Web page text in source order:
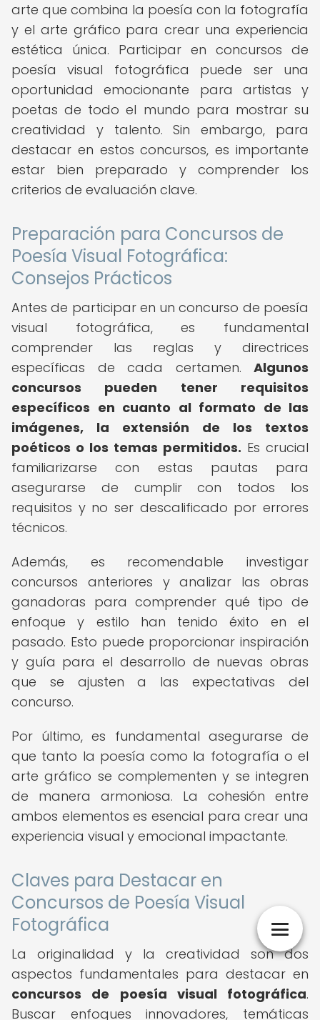
arte que combina la poesía con la fotografía
y el arte gráfico para crear una experiencia
estética única. Participar en concursos de
poesía visual fotográfica puede ser una
oportunidad emocionante para artistas y
poetas de todo el mundo para mostrar su
creatividad y talento. Sin embargo, para
destacar en estos concursos, es importante
estar bien preparado y comprender los
criterios de evaluación clave.
Preparación para Concursos de
Poesía Visual Fotográfica:
Consejos Prácticos
Antes de participar en un concurso de poesía
visual fotográfica, es fundamental
comprender las reglas y directrices
específicas de cada certamen. Algunos
concursos pueden tener requisitos
específicos en cuanto al formato de las
imágenes, la extensión de los textos
poéticos o los temas permitidos. Es crucial
familiarizarse con estas pautas para
asegurarse de cumplir con todos los
requisitos y no ser descalificado por errores
técnicos.
Además, es recomendable investigar
concursos anteriores y analizar las obras
ganadoras para comprender qué tipo de
enfoque y estilo han tenido éxito en el
pasado. Esto puede proporcionar inspiración
y guía para el desarrollo de nuevas obras
que se ajusten a las expectativas del
concurso.
Por último, es fundamental asegurarse de
que tanto la poesía como la fotografía o el
arte gráfico se complementen y se integren
de manera armoniosa. La cohesión entre
ambos elementos es esencial para crear una
experiencia visual y emocional impactante.
Claves para Destacar en
Concursos de Poesía Visual
Fotográfica
La originalidad y la creatividad son dos
aspectos fundamentales para destacar en
concursos de poesía visual fotográfica.
Buscar enfoques innovadores, temáticas